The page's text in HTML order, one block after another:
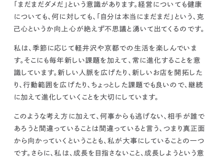
「まだまだダメだ」という意識があります。 経営についても健康
についても、何に対しても、「自分は本当にまだまだ」という、克
己心というか向上心が絶えず不思議と湧いて出てくるのです。
私は、季節に応じて軽井沢や京都での生活を楽しんでいま
す。そこにも毎年新しい課題を加えて、常に進化することを意
識しています。新しい人脈を広げたり、新しいお店を開拓した
り、行動範囲を広げたり、ちょっとした課題でも良いので、継続
に加えて進化していくことを大切にしています。
このような考え方に加えて、何事からも逃げない、相手が誰で
あろうと間違っていることは間違っていると言う、つまり真正面
から向かっていくということも、私が大事にしていることの一つ
です。 さらに、私は、成長を目指さないこと、成長しようという意